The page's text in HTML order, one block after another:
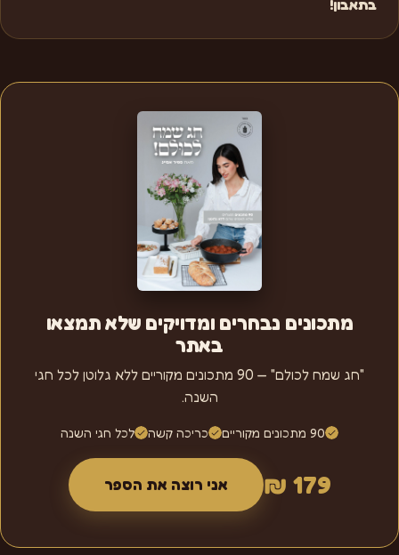
בתאבון!
מתכונים נבחרים ומדויקים שלא תמצאו
באתר
"חג שמח לכולם" — 90 מתכונים מקוריים ללא גלוטן לכל חגי
השנה.
90 מתכונים מקוריים כריכה קשה לכל חגי השנה
179 ₪ אני רוצה את הספר